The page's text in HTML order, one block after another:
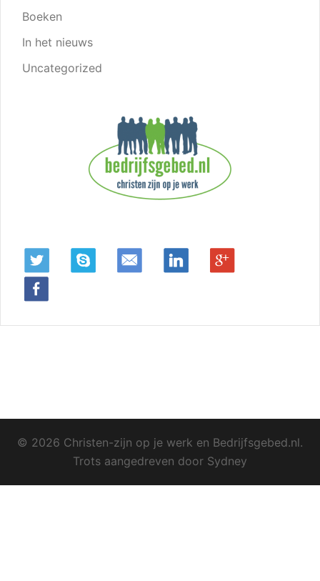
Boeken
In het nieuws
Uncategorized
© 2026 Christen-zijn op je werk en Bedrijfsgebed.nl.
Trots aangedreven door Sydney